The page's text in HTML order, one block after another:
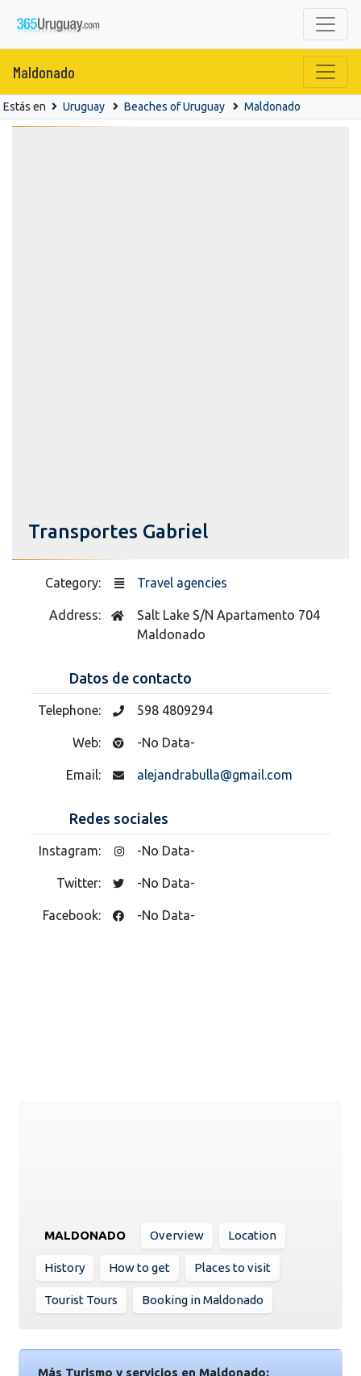
Maldonado
Estás en Uruguay Beaches of Uruguay Maldonado
Transportes Gabriel
Category: Travel agencies
Address:
Salt Lake S/N Apartamento 704
Maldonado
Datos de contacto
Telephone: 598 4809294
Web: -No Data-
Email: alejandrabulla@gmail.com
Redes sociales
Instagram: -No Data-
Twitter: -No Data-
Facebook: -No Data-
MALDONADO Overview Location
History How to get Places to visit
Tourist Tours Booking in Maldonado
Más Turismo y servicios en Maldonado: